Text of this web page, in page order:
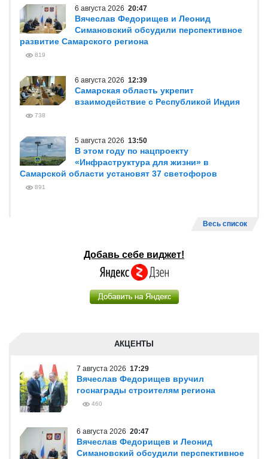
6 августа 2026 20:47
Вячеслав Федорищев и Леонид
Симановский обсудили перспективное
развитие Самарского региона
819
6 августа 2026 12:39
Самарская область укрепит
взаимодействие с Республикой Индия
738
5 августа 2026 13:50
В этом году по нацпроекту
«Инфраструктура для жизни» в
Самарской области установят 37 светофоров
891
Весь список
Добавь себе виджет!
АКЦЕНТЫ
7 августа 2026 17:29
Вячеслав Федорищев вручил
госнаграды строителям региона
460
6 августа 2026 20:47
Вячеслав Федорищев и Леонид
Симановский обсудили перспективное